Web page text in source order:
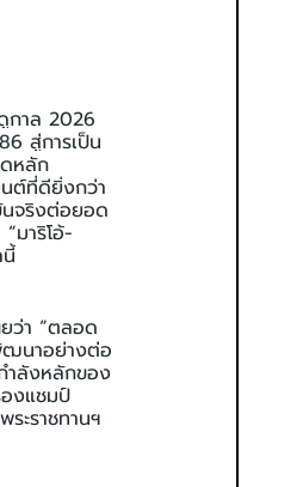
กาล 2026
สู่การเป็น
ดหลัก
นต์ที่ดียิ่งกว่า
นจริงต่อยอด
มาริโอ้-
นี้
ว่า “ตลอด
ฒนาอย่างต่อ
ำลังหลักของ
งแชมป์
ะราชทานฯ